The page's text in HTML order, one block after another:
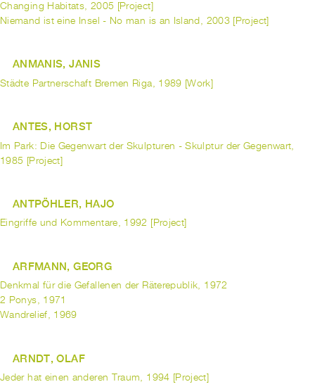
Changing Habitats, 2005 [Project]
Niemand ist eine Insel - No man is an Island, 2003 [Project]
ANMANIS, JANIS
Städte Partnerschaft Bremen Riga, 1989 [Work]
ANTES, HORST
Im Park: Die Gegenwart der Skulpturen - Skulptur der Gegenwart,
1985 [Project]
ANTPÖHLER, HAJO
Eingriffe und Kommentare, 1992 [Project]
ARFMANN, GEORG
Denkmal für die Gefallenen der Räterepublik, 1972
2 Ponys, 1971
Wandrelief, 1969
ARNDT, OLAF
Jeder hat einen anderen Traum, 1994 [Project]